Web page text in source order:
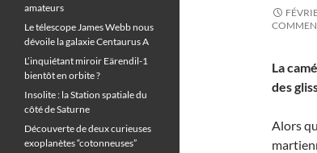
La
des
Alors
amateurs
Le télescope James Webb nous
dévoile la galaxie Centaurus A
L’inquiétant miroir Eärendil-1
bientôt en orbite ?
Insolite : la Station spatiale du
côté de Saturne
Découverte de deux curieuses
exoplanètes “cotonneuses”